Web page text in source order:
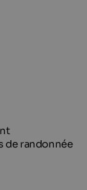
de randonnée